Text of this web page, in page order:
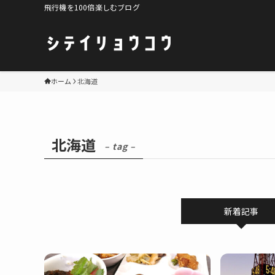
飛行機を100倍楽しむブログ
ホーム 北海道
北海道 – tag –
新着記事